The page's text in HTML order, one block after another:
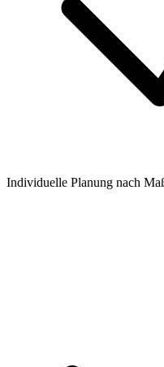
Individuelle Planung nach